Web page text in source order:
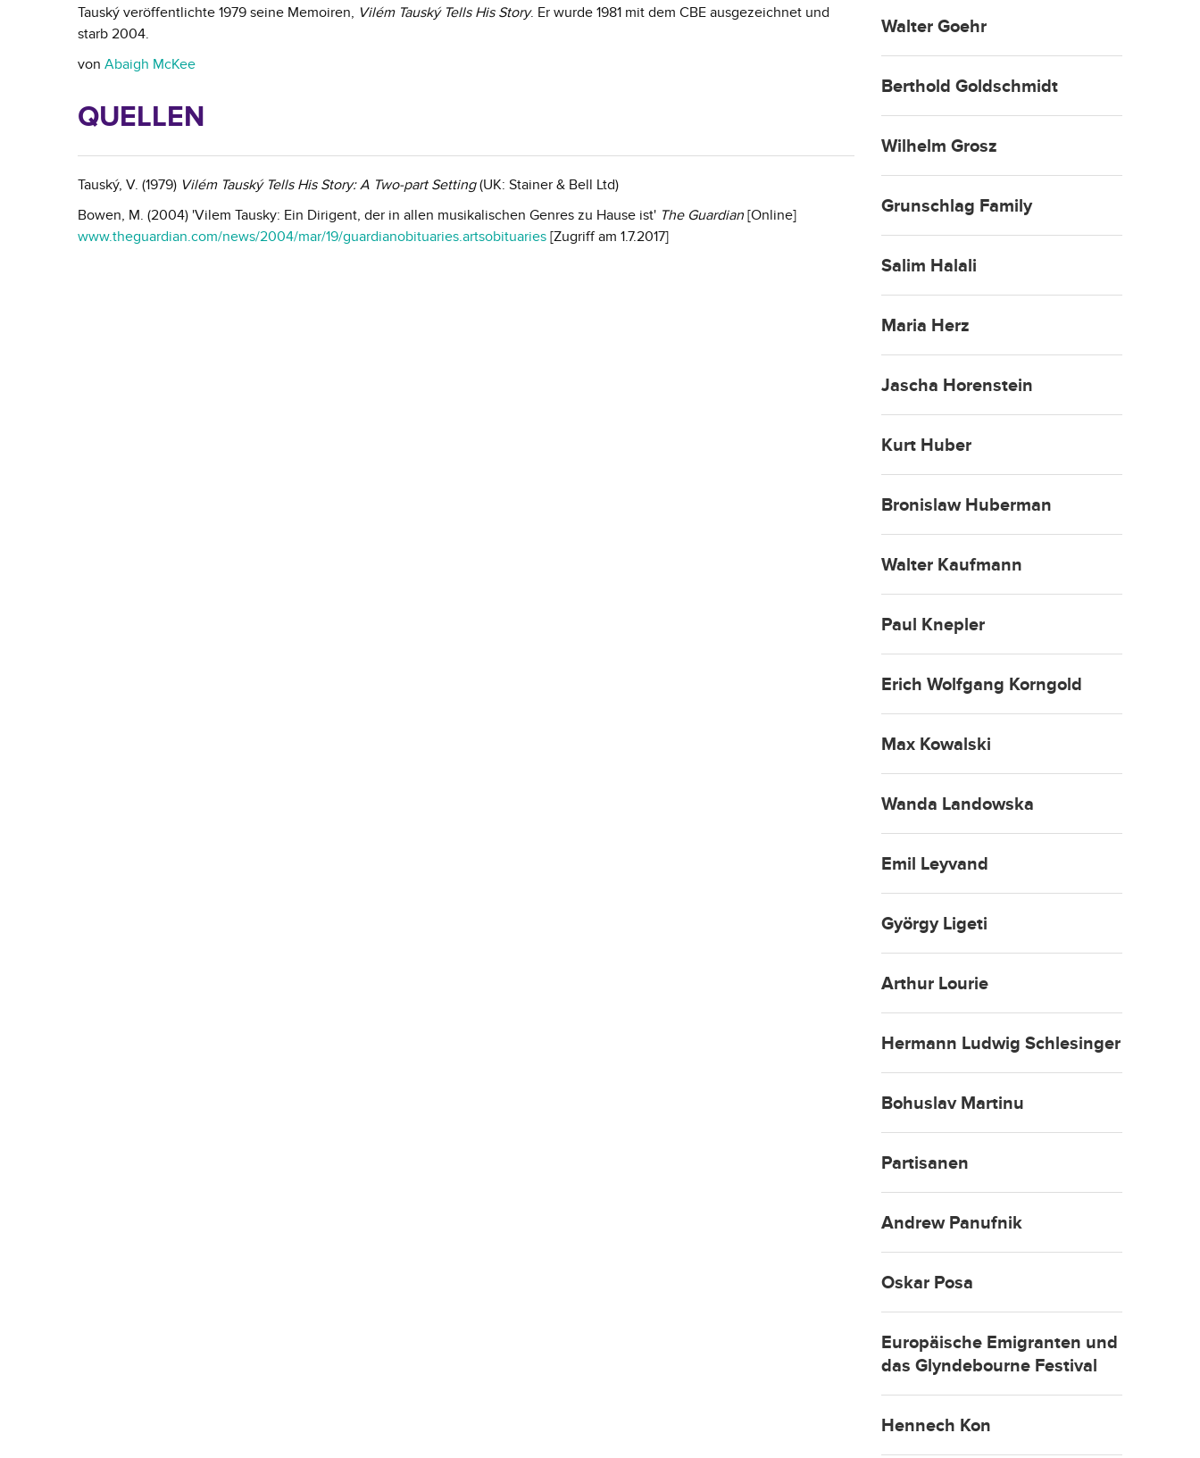
Tauský veröffentlichte 1979 seine Memoiren, Vilém Tauský Tells His Story. Er wurde 1981 mit dem CBE ausgezeichnet und
starb 2004.
von Abaigh McKee
QUELLEN
Tauský, V. (1979) Vilém Tauský Tells His Story: A Two-part Setting(UK: Stainer & Bell Ltd)
Bowen, M. (2004) 'Vilem Tausky: Ein Dirigent, der in allen musikalischen Genres zu Hause ist' The Guardian [Online]
www.theguardian.com/news/2004/mar/19/guardianobituaries.artsobituaries [Zugriff am 1.7.2017]
Walter Goehr
Berthold Goldschmidt
Wilhelm Grosz
Grunschlag Family
Salim Halali
Maria Herz
Jascha Horenstein
Kurt Huber
Bronislaw Huberman
Walter Kaufmann
Paul Knepler
Erich Wolfgang Korngold
Max Kowalski
Wanda Landowska
Emil Leyvand
György Ligeti
Arthur Lourie
Hermann Ludwig Schlesinger
Bohuslav Martinu
Partisanen
Andrew Panufnik
Oskar Posa
Europäische Emigranten und
das Glyndebourne Festival
Hennech Kon